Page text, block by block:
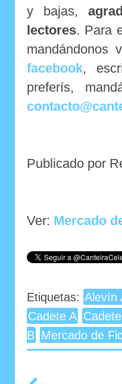
y bajas,
lectores. Para
mandándonos
facebook,
preferís,
Publicado por
Ver: Mercado
Etiquetas: Alevín
Cadete A
B Mercado de